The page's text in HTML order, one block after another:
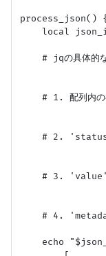
process_json() {
local
# jqの具体的
# 1. 配列内
# 2.
# 3. 'value'
# 4.
echo